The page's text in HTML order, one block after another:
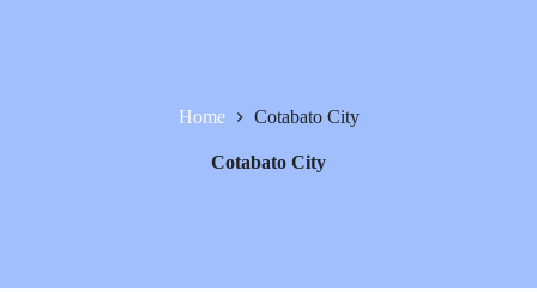
Home Cotabato City
Cotabato City